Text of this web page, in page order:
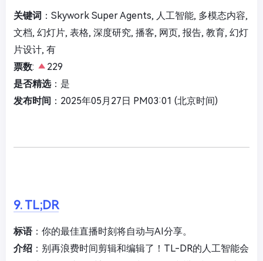
关键词 ：Skywork Super Agents, 人工智能, 多模态内容,
文档, 幻灯片, 表格, 深度研究, 播客, 网页, 报告, 教育, 幻灯
片设计, 有
票数:
229
是否精选：是
发布时间 ：2025年05月27日 PM03:01 (北京时间)
9. TL;DR
标语：你的最佳直播时刻将自动与AI分享。
介绍 ：别再浪费时间剪辑和编辑了！TL-DR的人工智能会